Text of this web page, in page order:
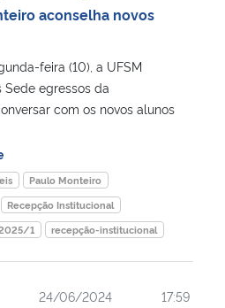
aconselha novos
feira (10), a UFSM
egressos da
com os novos alunos
Paulo Monteiro
Recepção Institucional
1
recepção-institucional
24/06/2024 17:59